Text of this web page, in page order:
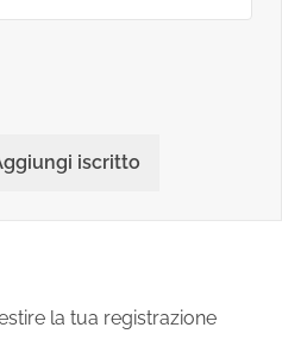
iscritto
la tua registrazione